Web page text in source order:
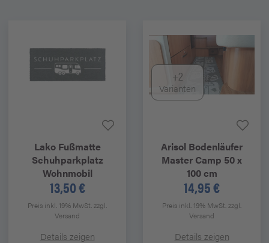
LakoFußmatte
Schuhparkplatz
Wohnmobil
13,50 €
Preis inkl. 19% MwSt.zzgl.
Versand
Details zeigen
+2
Varianten
Arisol Bodenläufer
Master Camp 50 x
100 cm
14,95 €
Preis inkl. 19% MwSt.zzgl.
Versand
Details zeigen